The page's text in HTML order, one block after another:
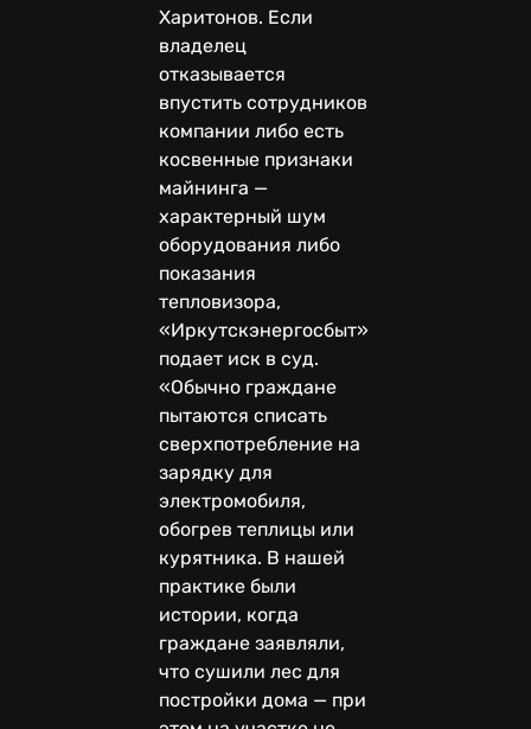
Харитонов. Если
владелец
отказывается
впустить сотрудников
компании либо есть
косвенные признаки
майнинга —
характерный шум
оборудования либо
показания
тепловизора,
«Иркутскэнергосбыт»
подает иск в суд.
«Обычно граждане
пытаются списать
сверхпотребление на
зарядку для
электромобиля,
обогрев теплицы или
курятника. В нашей
практике были
истории, когда
граждане заявляли,
что сушили лес для
постройки дома — при